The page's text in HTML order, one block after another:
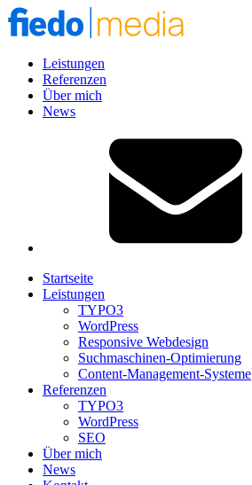
Leistungen
Referenzen
Über mich
News
Startseite
Leistungen
TYPO3
WordPress
Responsive Webdesign
Suchmaschinen-Optimierung
Content-Management-Systeme
Referenzen
TYPO3
WordPress
SEO
Über mich
News